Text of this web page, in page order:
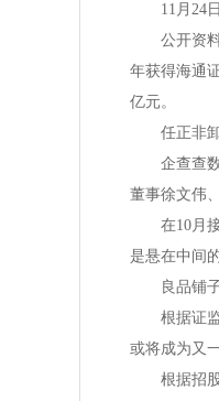
11月24日
公开资料
年获得海通
亿元。
任正非卸
企查查数
董事徐文伟
在10月接
是悬在中间
良品铺子
根据证监
或将成为又
根据招股